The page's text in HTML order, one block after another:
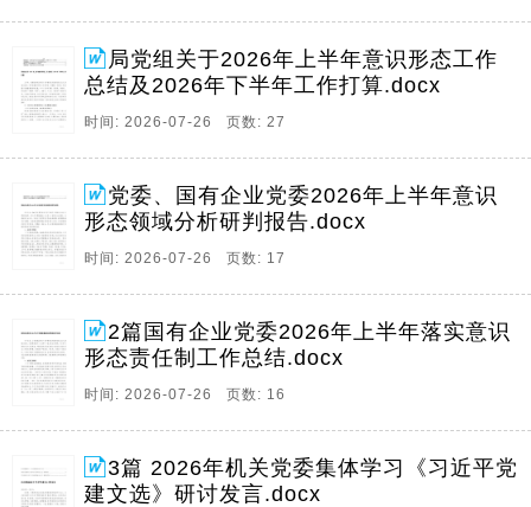
局党组关于2026年上半年意识形态工作
总结及2026年下半年工作打算.docx
时间: 2026-07-26 页数: 27
党委、国有企业党委2026年上半年意识
形态领域分析研判报告.docx
时间: 2026-07-26 页数: 17
2篇国有企业党委2026年上半年落实意识
形态责任制工作总结.docx
时间: 2026-07-26 页数: 16
3篇 2026年机关党委集体学习《习近平党
建文选》研讨发言.docx